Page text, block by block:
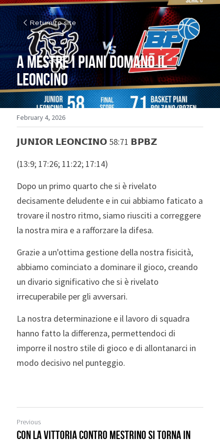
Return to site
A Mestre i Piani domano il
Leoncino
February 4, 2026
𝗝𝗨𝗡𝗜𝗢𝗥 𝗟𝗘𝗢𝗡𝗖𝗜𝗡𝗢 58:71 𝗕𝗣𝗕𝗭
(13:9; 17:26; 11:22; 17:14)
Dopo un primo quarto che si è rivelato
decisamente deludente e in cui abbiamo faticato a
trovare il nostro ritmo, siamo riusciti a correggere
la nostra mira e a rafforzare la difesa.
Grazie a un'ottima gestione della nostra fisicità,
abbiamo cominciato a dominare il gioco, creando
un divario significativo che si è rivelato
irrecuperabile per gli avversari.
La nostra determinazione e il lavoro di squadra
hanno fatto la differenza, permettendoci di
imporre il nostro stile di gioco e di allontanarci in
modo decisivo nel punteggio.
Previous
Con la vittoria contro Mestrino si torna in